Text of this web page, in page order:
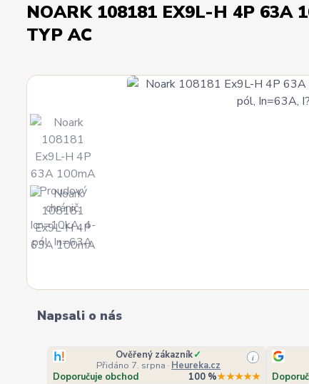
NOARK 108181 EX9L-H 4P 63A
TYP AC
Napsali o nás
Ověřený zákazník✓
Přidáno 7. srpna · Heureka.cz
i
Doporučuje obchod 100 %★★★★★